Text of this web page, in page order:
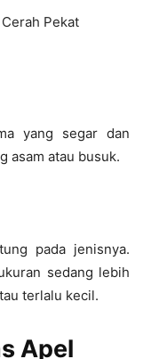
yang segar dan
asam atau busuk.
pada jenisnya.
sedang lebih
terlalu kecil.
Apel